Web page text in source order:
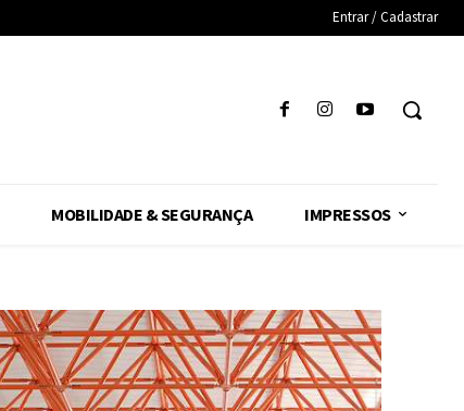
Entrar / Cadastrar
MOBILIDADE & SEGURANÇA IMPRESSOS